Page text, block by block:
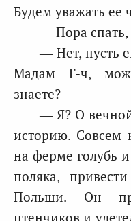
Будем уважать ее
— Пора спать,
— Нет, пусть
Мадам Г-ч,
знаете?
— Я? О
историю. Совсем
на ферме голубь
поляка,
Польши. Он
птенчиков и